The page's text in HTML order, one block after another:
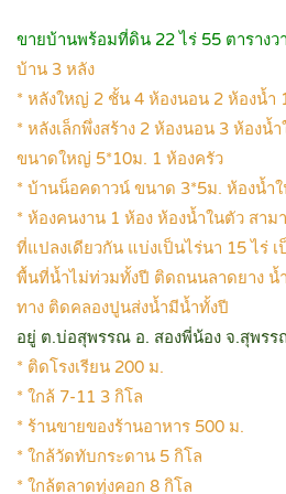
ขายบ้านพร้อมที่ดิน 22 ไร่ 55 ตารางวา
บ้าน 3 หลัง
* หลังใหญ่ 2 ชั้น 4 ห้องนอน 2 ห้องน้ำ
* หลังเล็กพึ่งสร้าง 2 ห้องนอน 3 ห้องน้
ขนาดใหญ่ 5*10ม. 1 ห้องครัว
* บ้านน็อคดาวน์ ขนาด 3*5ม. ห้องน้ำ
* ห้องคนงาน 1 ห้อง ห้องน้ำในตัว สาม
ที่แปลงเดียวกัน แบ่งเป็นไร่นา 15 ไร่
พื้นที่น้ำไม่ท่วมทั้งปี ติดถนนลาดยาง น้
ทาง ติดคลองปูนส่งน้ำมีน้ำทั้งปี
อยู่ ต.บ่อสุพรรณ อ. สองพี่น้อง จ.สุพร
* ติดโรงเรียน 200 ม.
* ใกล้ 7-11 3 กิโล
* ร้านขายของร้านอาหาร 500 ม.
* ใกล้วัดทับกระดาน 5 กิโล
* ใกล้ตลาดทุ่งคอก 8 กิโล